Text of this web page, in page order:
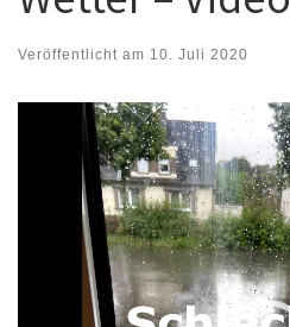
Veröffentlicht am 10. Juli 2020